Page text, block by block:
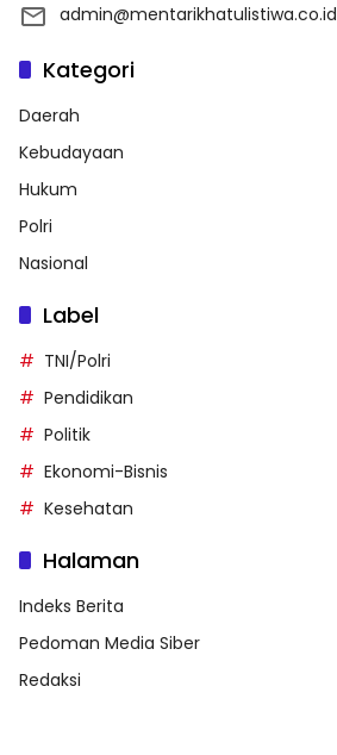
admin@mentarikhatulistiwa.co.id
Kategori
Daerah
Kebudayaan
Hukum
Polri
Nasional
Label
TNI/Polri
Pendidikan
Politik
Ekonomi-Bisnis
Kesehatan
Halaman
Indeks Berita
Pedoman Media Siber
Redaksi